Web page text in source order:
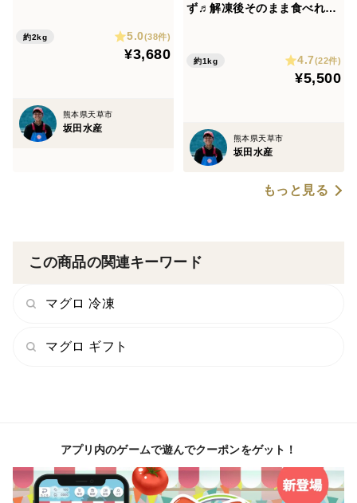
「角が立つトロ」それが「みやび鮪」の最大の特長で
この機会に、ぜひ「みやび鮪」の極上の味わいをご堪能
さい。
kgサイズ)※冷蔵
約2kg 5.0(38件)
¥3,680
熊本県天草市
坂田水産
ず♬解凍後そのまま食べれる
約1kg 4.7(22件)
¥5,500
熊本県天草市
坂田水産
もっと見る
この商品の関連キーワード
マグロ 冷凍
マグロ ギフト
アプリ内のゲームで遊んでクーポンをゲット！